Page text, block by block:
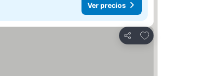
Ver precios
Compartir
Añadir a favoritos